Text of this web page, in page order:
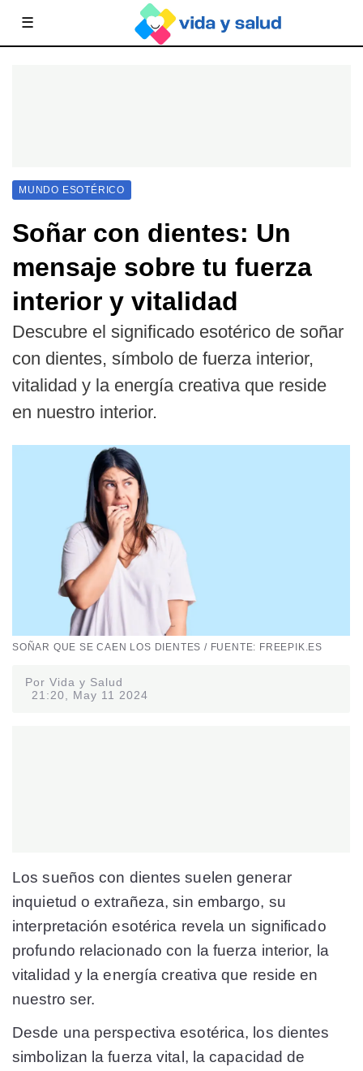
☰
MUNDO ESOTÉRICO
Soñar con dientes: Un
mensaje sobre tu fuerza
interior y vitalidad
Descubre el significado esotérico de soñar
con dientes, símbolo de fuerza interior,
vitalidad y la energía creativa que reside
en nuestro interior.
SOÑAR QUE SE CAEN LOS DIENTES / FUENTE: FREEPIK.ES
Por Vida y Salud
21:20, May 11 2024
Los sueños con dientes suelen generar
inquietud o extrañeza, sin embargo, su
interpretación esotérica revela un significado
profundo relacionado con la fuerza interior, la
vitalidad y la energía creativa que reside en
nuestro ser.
Desde una perspectiva esotérica, los dientes
simbolizan la fuerza vital, la capacidad de